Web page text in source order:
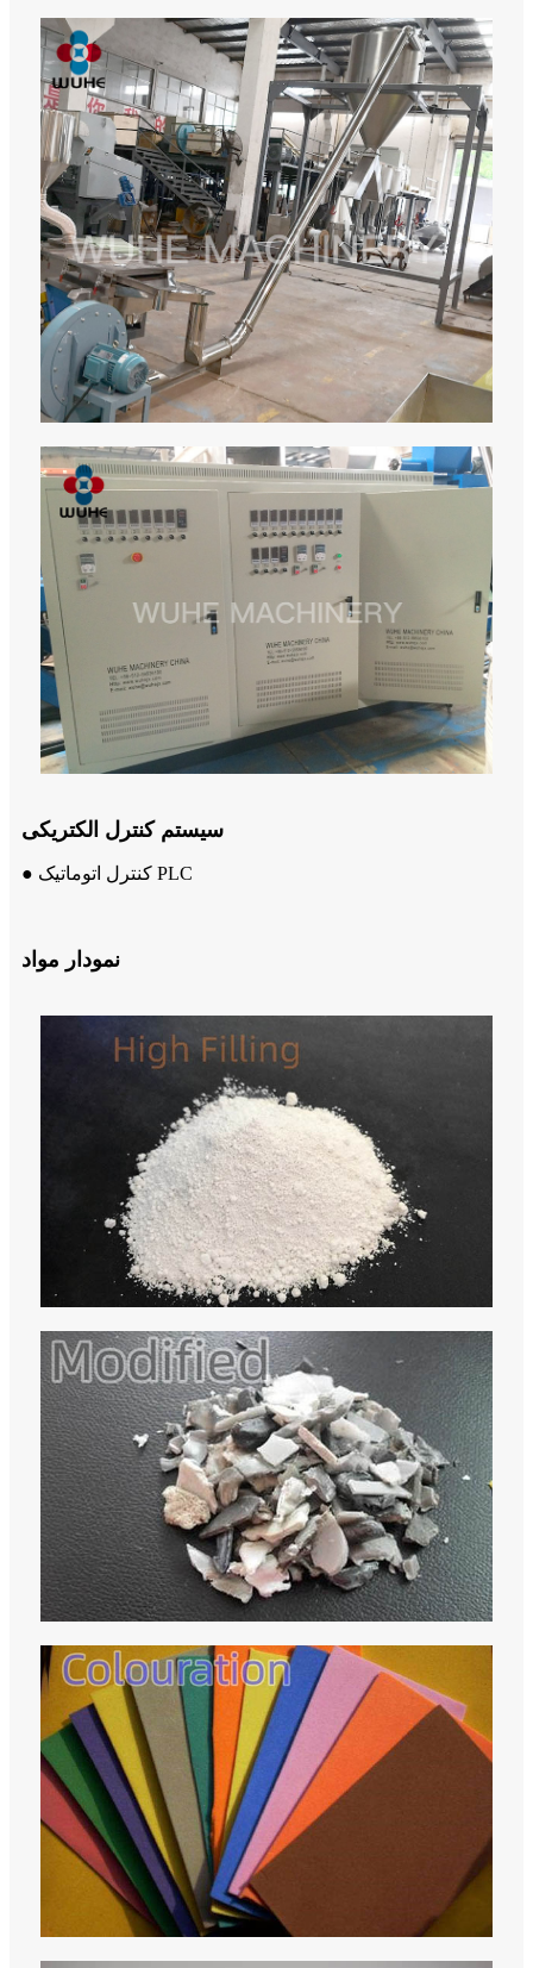
سیستم کنترل الکتریکی
● کنترل اتوماتیک PLC
نمودار مواد